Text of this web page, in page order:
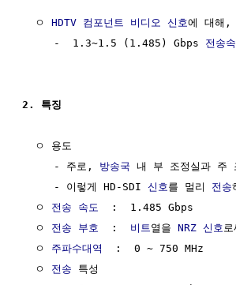
  ㅇ
HDTV 컴포넌트 비디오 신호에 대해,
     -  1.3~1.5 (1.485) Gbps
전송
2. 특징
  ㅇ 용도
     - 주로,
방송국 내 부 조정실과 주
     - 이렇게 HD-SDI
신호를 멀리 전송
  ㅇ
전송 속도
  :  1.485 Gbps
  ㅇ
전송 부호
  :
비트 열을 NRZ 신호
  ㅇ
주파수대역
  :  0 ~ 750 MHz
  ㅇ
전송 특성